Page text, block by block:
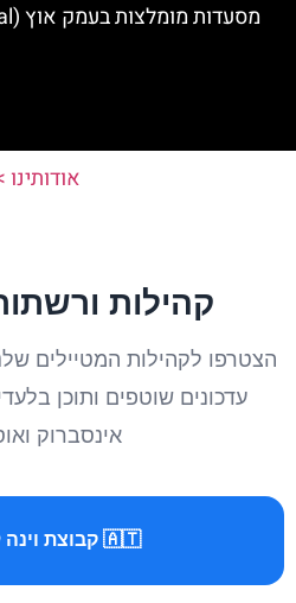
מסעדות מומלצות בעמק אוץ (Ötztal)
אודותינו
קהילות
הצטרפו לקהילות המטיילים
עדכונים שוטפים ותוכן
אינסברוק
🇦🇹 קבוצת וינה למטיילים